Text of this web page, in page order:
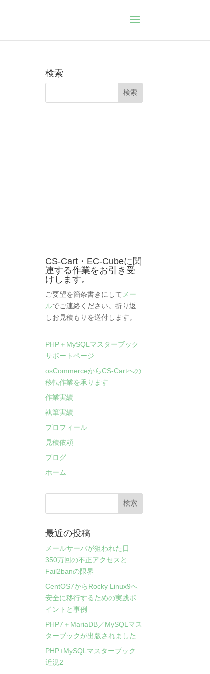
検索
CS-Cart・EC-Cubeに関
連する作業をお引き受
けします。
ご要望を箇条書きにして メー
ルでご連絡ください。折り返
しお見積もりを送付します。
PHP＋MySQLマスターブック
サポートページ
osCommerceからCS-Cartへの
移転作業を承ります
作業実績
執筆実績
プロフィール
見積依頼
ブログ
ホーム
最近の投稿
メールサーバが狙われた日 ―
350万回の不正アクセスと
Fail2banの限界
CentOS7からRocky Linux9へ
安全に移行するための実践ポ
イントと事例
PHP7＋MariaDB／MySQLマス
ターブックが出版されました
PHP+MySQLマスターブック
近況2